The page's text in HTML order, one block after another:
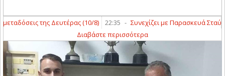
της Δευτέρας (10/8) 22:35 - Συνεχίζει με Παρασκευά Σταύρο ο
Διαβάστε περισσότερα